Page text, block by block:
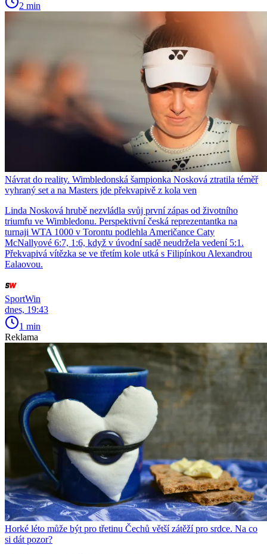
2 min
Návrat do reality. Wimbledonská šampionka Nosková ztratila téměř
vyhraný set a na Masters jde překvapivě z kola ven
Linda Nosková hrubě nezvládla svůj první zápas od životního
triumfu ve Wimbledonu. Perspektivní česká reprezentantka na
turnaji WTA 1000 v Torontu podlehla Američance Caty
McNallyové 6:7, 1:6, když v úvodní sadě neudržela vedení 5:1.
Překvapivá vítězka se ve třetím kole utká s Filipínkou Alexandrou
Ealaovou.
SportWin
dnes, 19:43
1 min
Reklama
Horké léto může být pro třetinu Čechů větší zátěží pro srdce. Na co
si dát pozor?